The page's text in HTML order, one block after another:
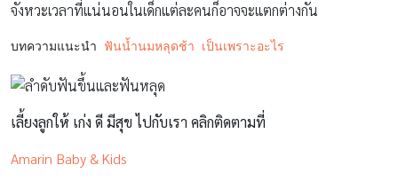
จังหวะเวลาที่แน่นอนในเด็กแต่ละคนก็อาจจะแตกต่างกัน
บทความแนะนำ ฟันน้ำนมหลุดช้า เป็นเพราะอะไร
เลี้ยงลูกให้ เก่ง ดี มีสุข ไปกับเรา คลิกติดตามที่
Amarin Baby & Kids